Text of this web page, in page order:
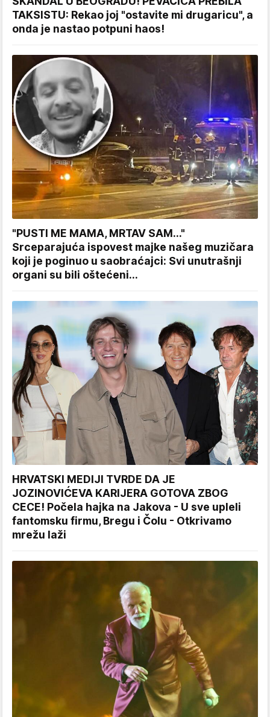
TAKSISTU: Rekao joj "ostavite mi drugaricu", a
onda je nastao potpuni haos!
"PUSTI ME MAMA, MRTAV SAM..."
Srceparajuća ispovest majke našeg muzičara
koji je poginuo u saobraćajci: Svi unutrašnji
organi su bili oštećeni...
HRVATSKI MEDIJI TVRDE DA JE
JOZINOVIĆEVA KARIJERA GOTOVA ZBOG
CECE! Počela hajka na Jakova - U sve upleli
fantomsku firmu, Bregu i Čolu - Otkrivamo
mrežu laži